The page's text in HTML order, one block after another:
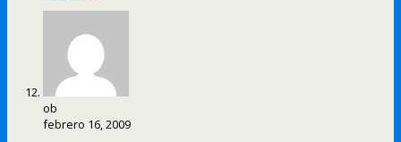
ob
febrero 16, 2009